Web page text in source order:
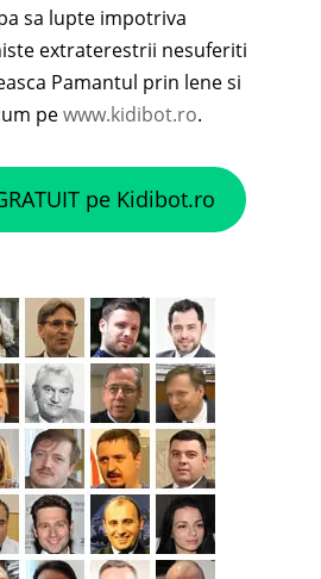
sa lupte impotriva
extraterestrii nesuferiti
Pamantul prin lene si
pewww.kidibot.ro.
pe Kidibot.ro